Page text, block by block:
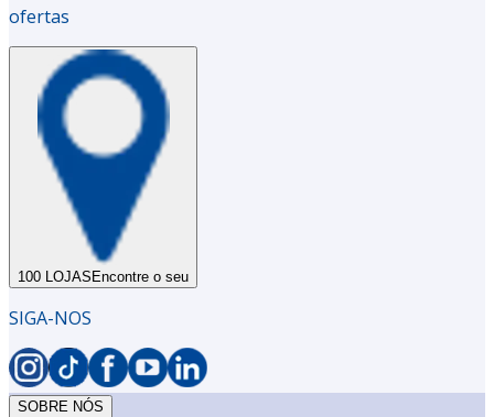
ofertas
100 LOJAS Encontre o seu
SIGA-NOS
SOBRE NÓS